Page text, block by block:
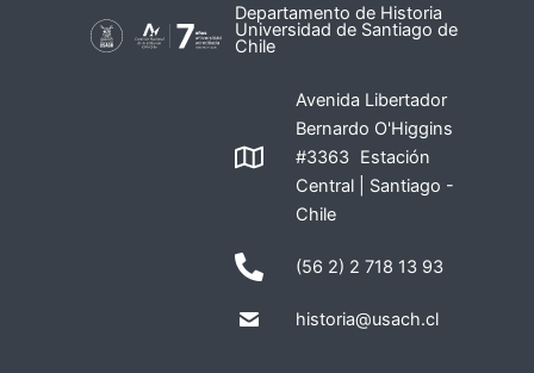
Departamento de Historia
Universidad de Santiago de
Chile
Avenida Libertador
Bernardo O'Higgins
#3363 Estación
Central | Santiago -
Chile
(56 2) 2 718 13 93
historia@usach.cl